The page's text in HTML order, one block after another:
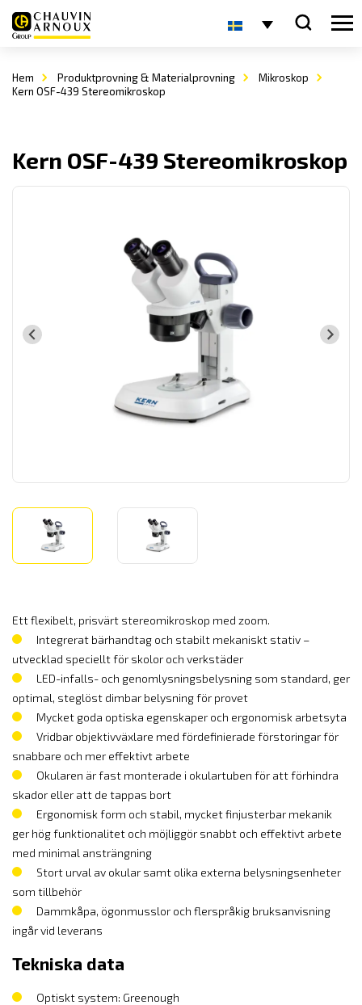
Hem Produktprovning & Materialprovning
Mikroskop
Kern OSF-439 Stereomikroskop
Kern OSF-439 Stereomikroskop
Ett flexibelt, prisvärt stereomikroskop med zoom.
Integrerat bärhandtag och stabilt mekaniskt stativ –
utvecklad speciellt för skolor och verkstäder
LED-infalls- och genomlysningsbelysning som standard, ger
optimal, steglöst dimbar belysning för provet
Mycket goda optiska egenskaper och ergonomisk arbetsyta
Vridbar objektivväxlare med fördefinierade förstoringar för
snabbare och mer effektivt arbete
Okularen är fast monterade i okulartuben för att förhindra
skador eller att de tappas bort
Ergonomisk form och stabil, mycket finjusterbar mekanik
ger hög funktionalitet och möjliggör snabbt och effektivt arbete
med minimal ansträngning
Stort urval av okular samt olika externa belysningsenheter
som tillbehör
Dammkåpa, ögonmusslor och flerspråkig bruksanvisning
ingår vid leverans
Tekniska data
Optiskt system: Greenough